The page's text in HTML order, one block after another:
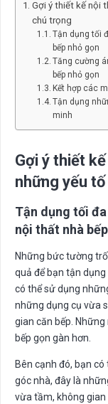
Gợi ý thiết kế nội
chú trọng
Tận dụng tối
bếp nhỏ gọn
Tăng cường
bếp nhỏ gọn
Kết hợp các
Tận dụng
minh
Gợi ý thiết
những yếu
Tận dụng tối
nội thất nhà
Những bức tường
quả để bạn tận
có thể sử dụng
những dụng cụ vừa
gian căn bếp.
bếp gọn gàn hơn.
Bên cạnh đó, bạn
góc nhà, đây là
vừa tầm, không